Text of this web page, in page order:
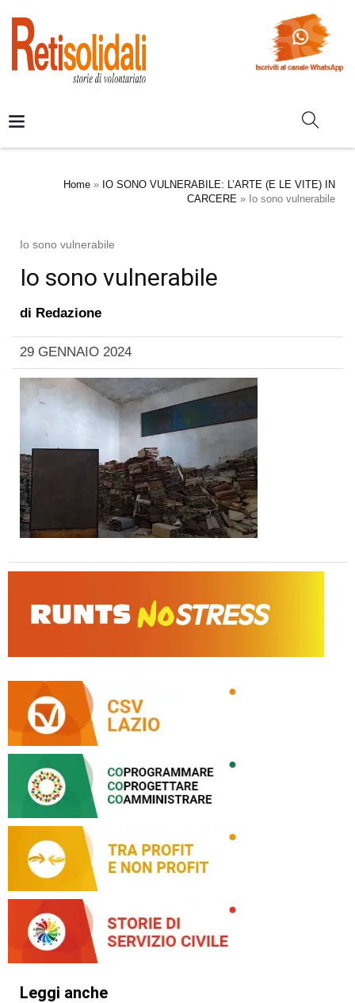
Home » IO SONO VULNERABILE: L’ARTE (E LE VITE) IN
CARCERE » Io sono vulnerabile
Io sono vulnerabile
Io sono vulnerabile
di Redazione
29 GENNAIO 2024
Leggi anche